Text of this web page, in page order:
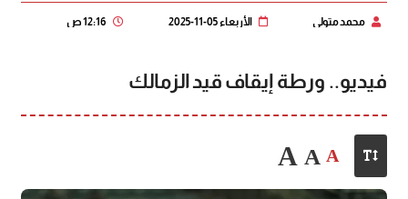
محمد متولي الأربعاء 05-11-2025 12:16 ص
فيديو.. ورطة إيقاف قيد الزمالك
A
A
A